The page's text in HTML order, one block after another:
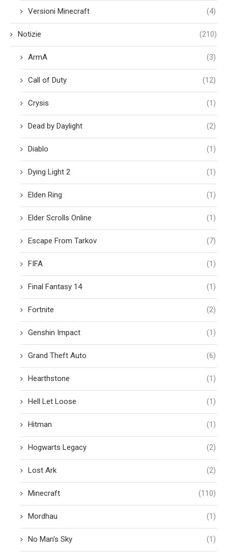
Versioni Minecraft (4)
Notizie (210)
ArmA (3)
Call of Duty (12)
Crysis (1)
Dead by Daylight (2)
Diablo (1)
Dying Light 2 (1)
Elden Ring (1)
Elder Scrolls Online (1)
Escape From Tarkov (7)
FIFA (1)
Final Fantasy 14 (1)
Fortnite (2)
Genshin Impact (1)
Grand Theft Auto (6)
Hearthstone (1)
Hell Let Loose (1)
Hitman (1)
Hogwarts Legacy (2)
Lost Ark (2)
Minecraft (110)
Mordhau (1)
No Man's Sky (1)